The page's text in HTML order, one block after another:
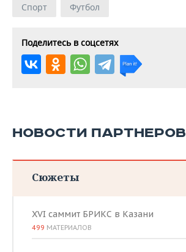
Спорт Футбол
Поделитесь в соцсетях
НОВОСТИ ПАРТНЕРОВ
Сюжеты
XVI саммит БРИКС в Казани
499 МАТЕРИАЛОВ